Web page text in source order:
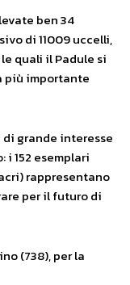
ben 34
di 11009 uccelli,
quali il Padule si
più importante
grande interesse
152 esemplari
rappresentano
per il futuro di
(738), per la